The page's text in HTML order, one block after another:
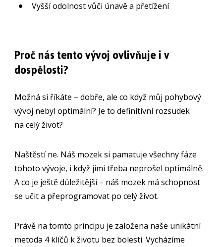
Vyšší odolnost vůči únavě a přetížení
Proč nás tento vývoj ovlivňuje i v
dospělosti?
Možná si říkáte – dobře, ale co když můj pohybový
vývoj nebyl optimální? Je to definitivní rozsudek
na celý život?
Naštěstí ne. Náš mozek si pamatuje všechny fáze
tohoto vývoje, i když jimi třeba neprošel optimálně.
A co je ještě důležitější – náš mozek má schopnost
se učit a přeprogramovat po celý život.
Právě na tomto principu je založena naše unikátní
metoda 4 klíčů k životu bez bolesti. Vycházíme